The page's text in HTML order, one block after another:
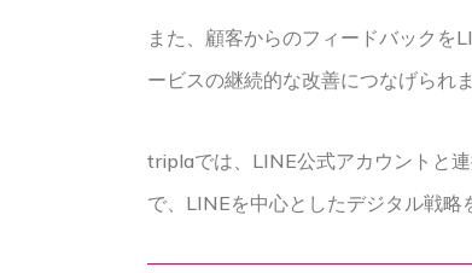
また、顧客からのフィードバックを
ービスの継続的な改善につなげられ
triplaでは、LINE公式アカウントと
で、LINEを中心としたデジタル戦略